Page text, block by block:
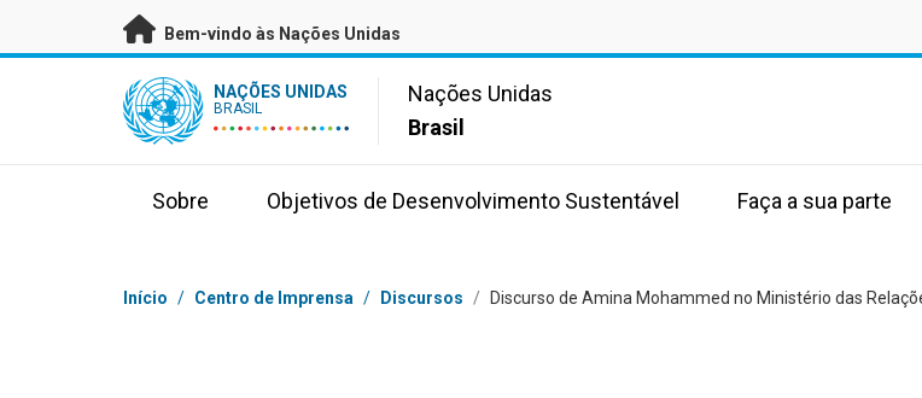
Saltar para conteúdo principal
Bem-vindo às Nações Unidas
UN Logo NAÇÕES UNIDAS
BRASIL
Nações Unidas
Brasil
Sobre Objetivos de Desenvolvimento Sustentável Faça a sua parte
Navegação
Início / Centro de Imprensa / Discursos / Discurso de Amina Mohammed no Ministério das